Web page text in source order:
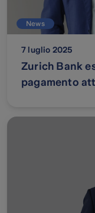
News
7 luglio 2025
Zurich Bank
pagamento